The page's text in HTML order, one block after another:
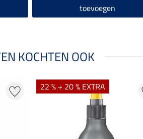
toevoegen
KOCHTEN OOK
22 % + 20 % EXTRA